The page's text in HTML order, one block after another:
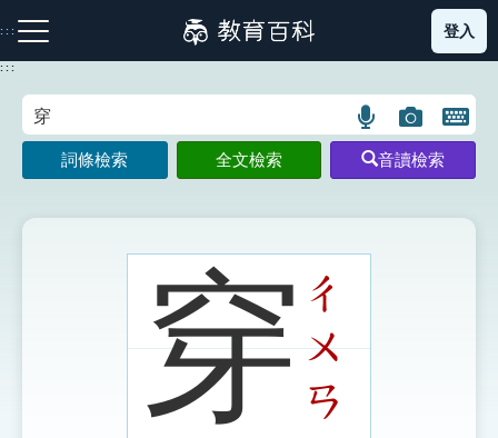
到
主
:::
注音索引圖示 筆畫索引圖示 部首索引表圖示
登入
:::
語
言
搜
示
圖
片
搜
開
鍵
圖
詞條檢索 全文檢索 音讀檢索
穿ㄔ
ㄨ
ㄢ